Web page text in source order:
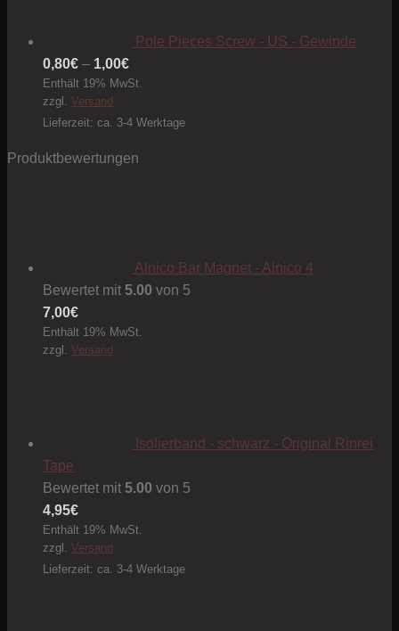
Pole Pieces Screw - US - Gewinde
0,80€ – 1,00€Preisspanne:
0,80€
1,00€
Enthält 19% MwSt.
zzgl. Versand
Lieferzeit: ca. 3-4 Werktage
Produktbewertungen
Alnico Bar Magnet - Alnico 4
Bewertet mit 5.00 von 5
7,00€
Enthält 19% MwSt.
zzgl. Versand
Isolierband - schwarz - Original Rinrei
Tape
Bewertet mit 5.00 von 5
4,95€
Enthält 19% MwSt.
zzgl. Versand
Lieferzeit: ca. 3-4 Werktage